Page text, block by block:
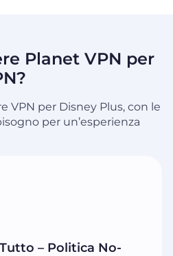
Planet VPN per
VPN per Disney Plus, con le
per un’esperienza
– Politica No-